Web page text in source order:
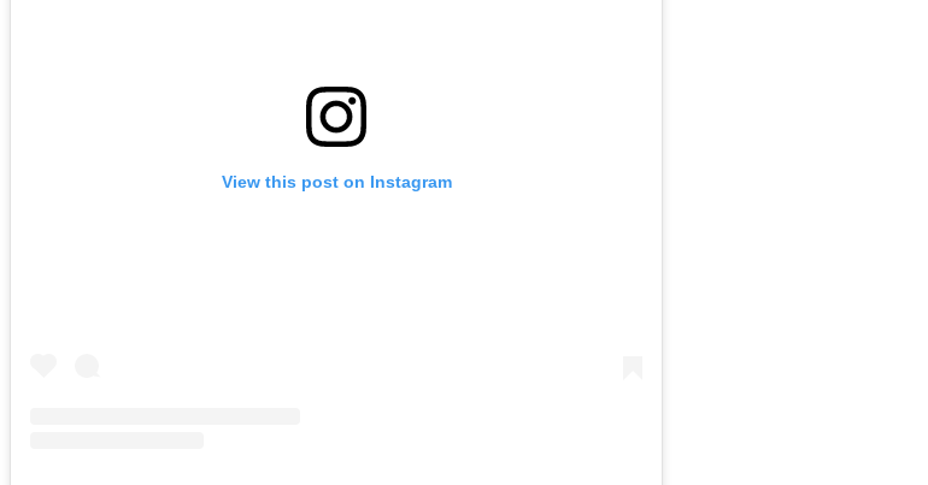
View this post on Instagram